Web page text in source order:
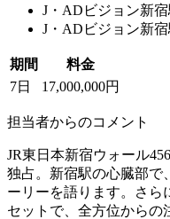
J・ADビジョン新
J・ADビジョン新
期間
料金
7日
17,000,000円
担当者からのコメント
JR東日本新宿ウォール
独占。新宿駅の心臓部で
ーリーを語ります。さら
セットで、全方位からの